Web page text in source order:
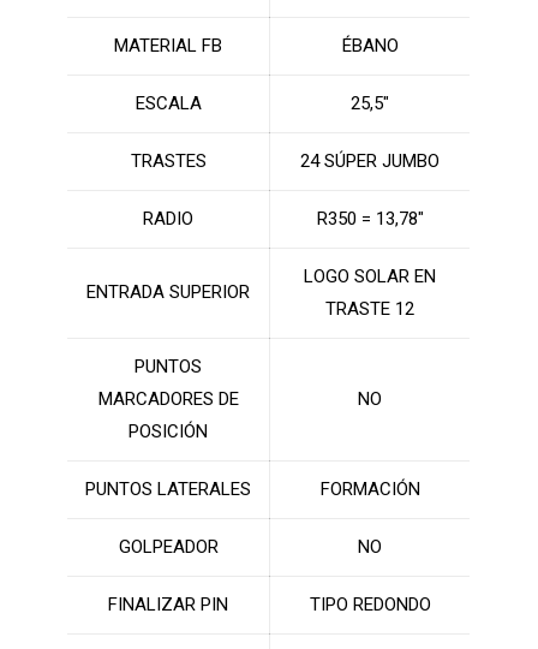
MATERIAL FB ÉBANO
ESCALA 25,5″
TRASTES 24 SÚPER JUMBO
RADIO R350 = 13,78″
ENTRADA SUPERIOR
LOGO SOLAR EN
TRASTE 12
PUNTOS
MARCADORES DE
POSICIÓN
NO
PUNTOS LATERALES FORMACIÓN
GOLPEADOR NO
FINALIZAR PIN TIPO REDONDO